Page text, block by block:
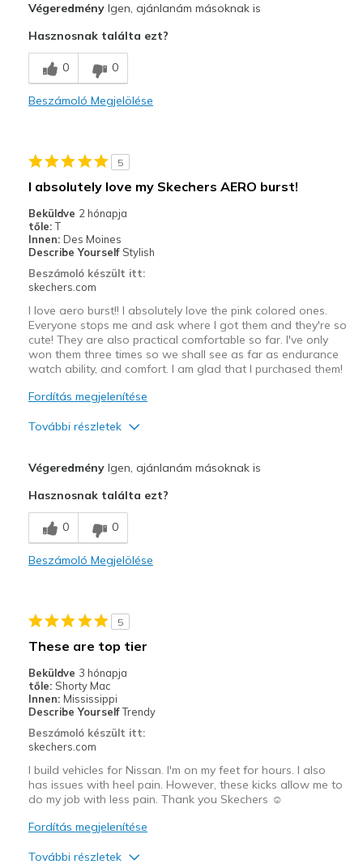
Comfortable
Durable
Walking
Width
Sizing
View On Shoes
I'm Into Shoes
VégeredményIgen, ajánlanám másoknak is
Hasznosnak találta ezt?
0 0
Beszámoló Megjelölése
5
I absolutely love my Skechers AERO burst!
Beküldve 2 hónapja
tőle: T
Innen: Des Moines
Describe Yourself Stylish
Beszámoló készült itt:
skechers.com
I love aero burst!! I absolutely love the pink colored ones.
Everyone stops me and ask where I got them and they're so
cute! They are also practical comfortable so far. I've only
won them three times so we shall see as far as endurance
watch ability, and comfort. I am glad that I purchased them!
Fordítás megjelenítése
További részletek
Breathe Well
Comfortable
Legjobb használat
Going Out
Travel
Width
Feels true to width
Sizing
Feels true to size
View On Shoes
I'm Into Shoes
VégeredményIgen, ajánlanám másoknak is
Hasznosnak találta ezt?
0 0
Beszámoló Megjelölése
5
These are top tier
Beküldve 3 hónapja
tőle: Shorty Mac
Innen: Mississippi
Describe YourselfTrendy
Beszámoló készült itt:
skechers.com
I build vehicles for Nissan. I'm on my feet for hours. I also
has issues with heel pain. However, these kicks allow me to
do my job with less pain. Thank you Skechers ☺️
Fordítás megjelenítése
További részletek